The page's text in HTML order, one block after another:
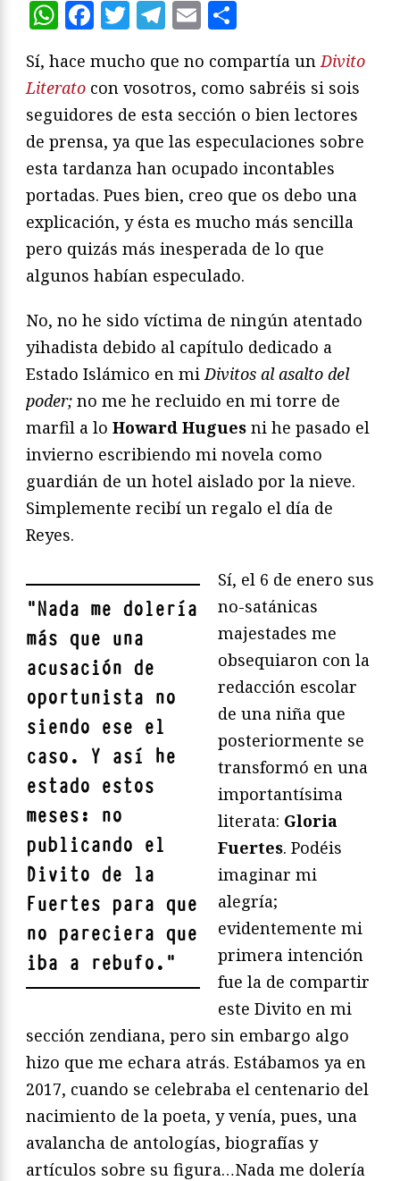
WhatsApp
Facebook
Twitter
Telegram
Email
Sí, hace mucho que no compartía un Divito
Literato con vosotros, como sabréis si sois
seguidores de esta sección o bien lectores
de prensa, ya que las especulaciones sobre
esta tardanza han ocupado incontables
portadas. Pues bien, creo que os debo una
explicación, y ésta es mucho más sencilla
pero quizás más inesperada de lo que
algunos habían especulado.
No, no he sido víctima de ningún atentado
yihadista debido al capítulo dedicado a
Estado Islámico en mi Divitos al asalto del
poder; no me he recluido en mi torre de
marfil a lo Howard Hugues ni he pasado el
invierno escribiendo mi novela como
guardián de un hotel aislado por la nieve.
Simplemente recibí un regalo el día de
Reyes.
"Nada me dolería
más que una
acusación de
oportunista no
siendo ese el
caso. Y así he
estado estos
meses: no
publicando el
Divito de la
Fuertes para que
no pareciera que
iba a rebufo. "
Sí, el 6 de enero sus
no-satánicas
majestades me
obsequiaron con la
redacción escolar
de una niña que
posteriormente se
transformó en una
importantísima
literata: Gloria
Fuertes. Podéis
imaginar mi
alegría;
evidentemente mi
primera intención
fue la de compartir
este Divito en mi
sección zendiana, pero sin embargo algo
hizo que me echara atrás. Estábamos ya en
2017, cuando se celebraba el centenario del
nacimiento de la poeta, y venía, pues, una
avalancha de antologías, biografías y
artículos sobre su figura…Nada me dolería